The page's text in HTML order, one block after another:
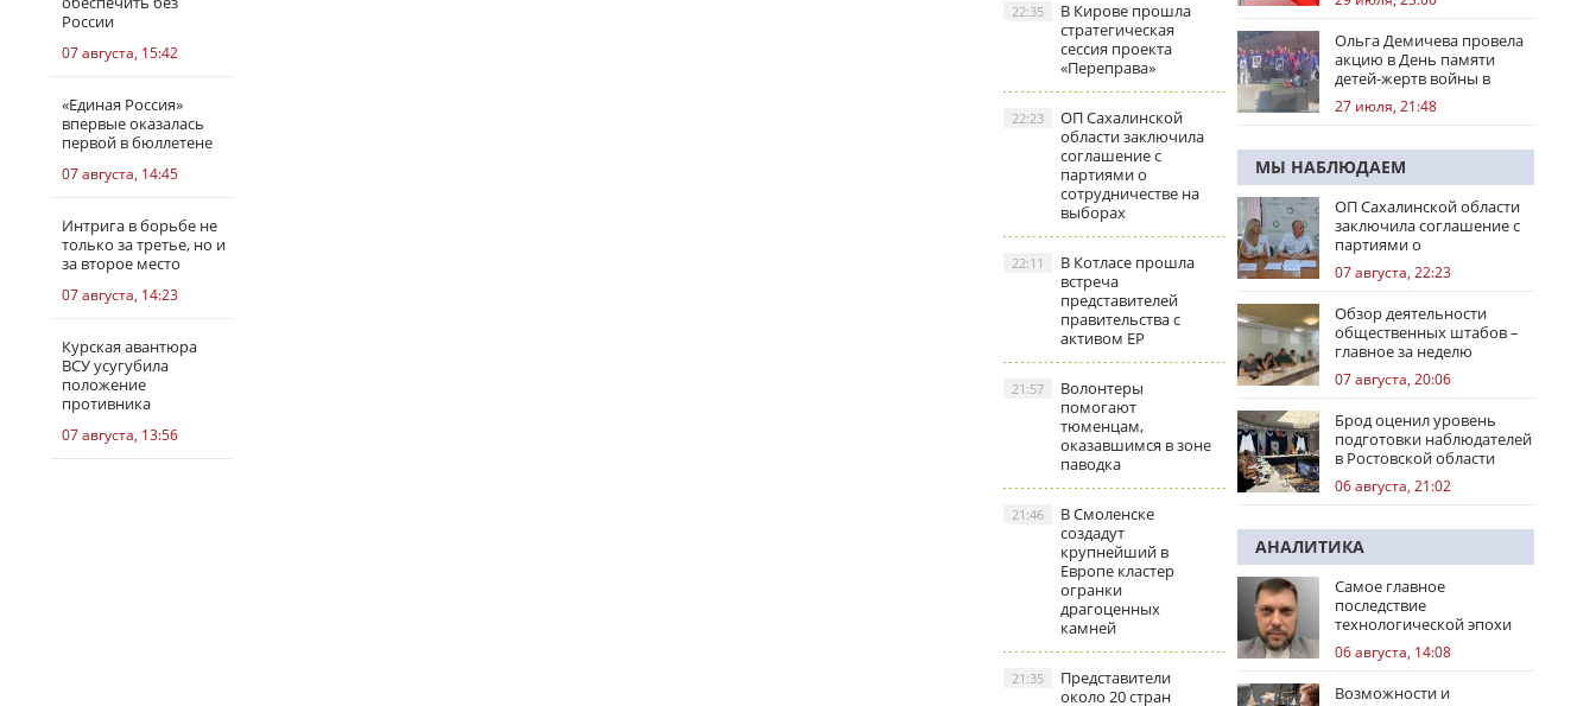
России
07 августа, 15:42
«Единая Россия»
впервые оказалась
первой в бюллетене
07 августа, 14:45
Интрига в борьбе не
только за третье, но и
за второе место
07 августа, 14:23
Курская авантюра
ВСУ усугубила
положение
противника
07 августа, 13:56
В Кирове прошла
стратегическая
сессия проекта
«Переправа»
22:35
ОП Сахалинской
области заключила
соглашение с
партиями о
сотрудничестве на
выборах
22:23
В Котласе прошла
встреча
представителей
правительства с
активом ЕР
22:11
Волонтеры
помогают
тюменцам,
оказавшимся в зоне
паводка
21:57
В Смоленске
создадут
крупнейший в
Европе кластер
огранки
драгоценных
камней
21:46
Представители
около 20 стран
21:35
Ольга Демичева провела
акцию в День памяти
детей-жертв войны в
Донбассе
27 июля, 21:48
МЫ НАБЛЮДАЕМ
ОП Сахалинской области
заключила соглашение с
партиями о
сотрудничестве на
выборах
07 августа, 22:23
Обзор деятельности
общественных штабов –
главное за неделю
07 августа, 20:06
Брод оценил уровень
подготовки наблюдателей
в Ростовской области
06 августа, 21:02
АНАЛИТИКА
Самое главное
последствие
технологической эпохи
06 августа, 14:08
Возможности и